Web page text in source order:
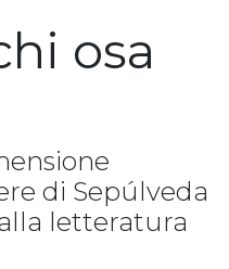
osa
di Sepúlveda
letteratura